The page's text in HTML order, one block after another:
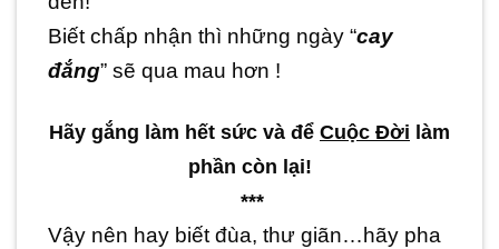
Biết chấp nhận thì những ngày “cay
đắng” sẽ qua mau hơn !
Hãy gắng làm hết sức và để Cuộc Đời làm
phần còn lại!
***
Vậy nên hay biết đùa, thư giãn…hãy pha